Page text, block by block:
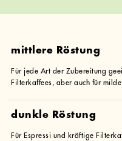
mittlere Röstung
Für jede Art der Zubereitung
Filterkaffees, aber auch für
dunkle Röstung
Für Espressi und kräftige